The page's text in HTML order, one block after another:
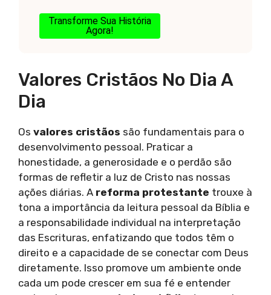
Transforme Sua História
Agora!
Valores Cristãos No Dia A
Dia
Os valores cristãos são fundamentais para o
desenvolvimento pessoal. Praticar a
honestidade, a generosidade e o perdão são
formas de refletir a luz de Cristo nas nossas
ações diárias. A reforma protestante trouxe à
tona a importância da leitura pessoal da Bíblia e
a responsabilidade individual na interpretação
das Escrituras, enfatizando que todos têm o
direito e a capacidade de se conectar com Deus
diretamente. Isso promove um ambiente onde
cada um pode crescer em sua fé e entender